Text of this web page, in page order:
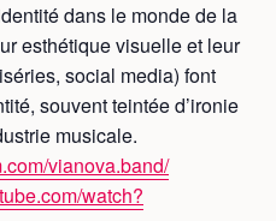
dans le monde de la
esthétique visuelle et leur
social media) font
souvent teintée d’ironie
musicale.
vianova.band/
watch?